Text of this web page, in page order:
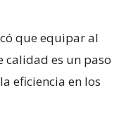
que equipar al
calidad es un paso
eficiencia en los